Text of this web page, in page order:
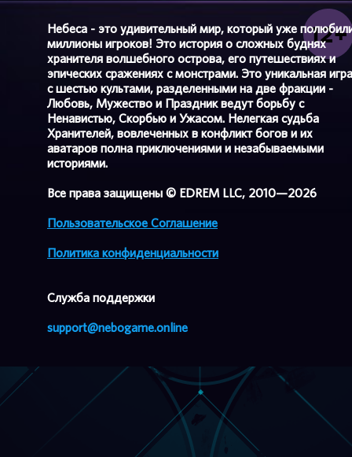
Небеса - это удивительный мир, который уже
миллионы игроков! Это история о сложных буднях
хранителя волшебного острова, его путешествиях и
эпических сражениях с монстрами. Это уникальная игра
с шестью культами, разделенными на две фракции -
Любовь, Мужество и Праздник ведут борьбу с
Ненавистью, Скорбью и Ужасом. Нелегкая судьба
Хранителей, вовлеченных в конфликт богов и их
аватаров полна приключениями и незабываемыми
историями.
Все права защищены © EDREM LLC, 2010—2026
Пользовательское Соглашение
Политика конфиденциальности
Cлужба поддержки
support@nebogame.online